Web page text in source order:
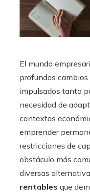
El mundo
profundos
impulsados tanto
necesidad de
contextos
emprender
restricciones de
obstáculo más
diversas
rentables que